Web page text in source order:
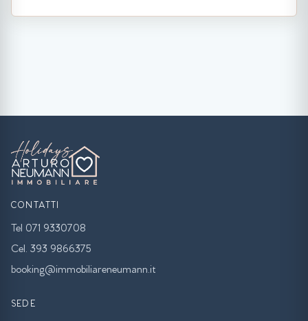
CONTATTI
Tel 071 9330708
Cel. 393 9866375
booking@immobiliareneumann.it
SEDE